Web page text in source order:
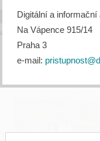
Digitální a informační
Na Vápence 915/14
Praha 3
e-mail: